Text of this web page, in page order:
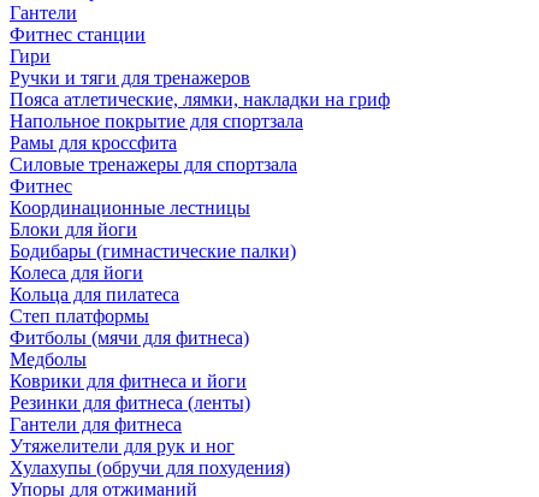
Гантели
Фитнес станции
Гири
Ручки и тяги для тренажеров
Пояса атлетические, лямки, накладки на гриф
Напольное покрытие для спортзала
Рамы для кроссфита
Силовые тренажеры для спортзала
Фитнес
Координационные лестницы
Блоки для йоги
Бодибары (гимнастические палки)
Колеса для йоги
Кольца для пилатеса
Степ платформы
Фитболы (мячи для фитнеса)
Медболы
Коврики для фитнеса и йоги
Резинки для фитнеса (ленты)
Гантели для фитнеса
Утяжелители для рук и ног
Хулахупы (обручи для похудения)
Упоры для отжиманий